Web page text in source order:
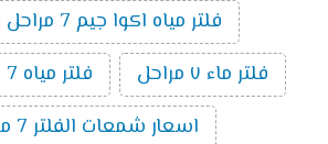
فلتر مياه اكوا جيم 7 مراحل امريكي
فلتر ماء ٧ مراحل
فلتر مياه 7 مراحل الماني
اسعار شمعات الفلتر 7 مراحل